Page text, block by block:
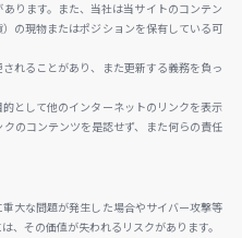
ります。また、当社は当サイトのコンテン
の現物またはポジションを保有している可
れることがあり、また更新する義務を負っ
として他のインターネットのリンクを表示
のコンテンツを是認せず、また何らの責任
大な問題が発生した場合やサイバー攻撃等
、その価値が失われるリスクがあります。